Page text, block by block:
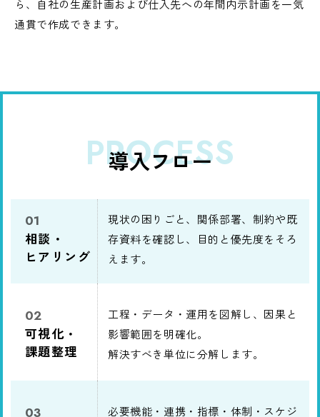
ら、自社の生産計画および仕入先への年間内示計画を一気
通貫で作成できます。
PROCESS
導入フロー
01
相談・
ヒアリング
現状の困りごと、関係部署、制約や既
存資料を確認し、目的と優先度をそろ
えます。
02
可視化・
課題整理
工程・データ・運用を図解し、因果と
影響範囲を明確化。
解決すべき単位に分解します。
03
必要機能・連携・指標・体制・スケジ